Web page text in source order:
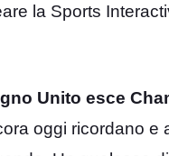
la Sports
Unito esce
oggi ricordano e